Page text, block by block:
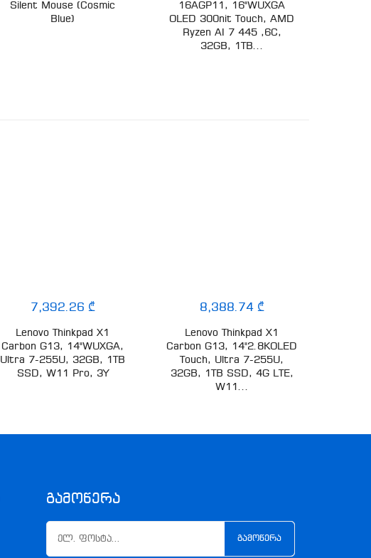
Silent Mouse (Cosmic
Blue)
16AGP11, 16"WUXGA
OLED 300nit Touch, AMD
Ryzen AI 7 445 ,6C,
32GB, 1TB...
7,392.26 ₾
Lenovo Thinkpad X1
Carbon G13, 14"WUXGA,
Ultra 7-255U, 32GB, 1TB
SSD, W11 Pro, 3Y
8,388.74 ₾
Lenovo Thinkpad X1
Carbon G13, 14"2.8KOLED
Touch, Ultra 7-255U,
32GB, 1TB SSD, 4G LTE,
W11...
Გამოწერა
ᲒᲐᲛᲝᲬᲔᲠᲐ